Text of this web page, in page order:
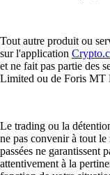
Tout autre produit ou
sur l'application
et ne fait pas partie des
Limited ou de Foris MT
Le trading ou la
ne pas convenir à tout
passées ne garantissent
attentivement à la